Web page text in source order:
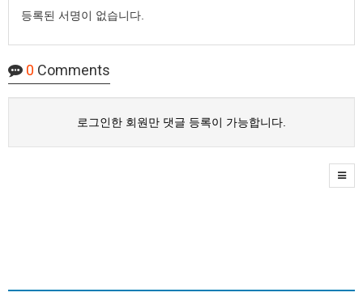
등록된 서명이 없습니다.
0 Comments
로그인한 회원만 댓글 등록이 가능합니다.